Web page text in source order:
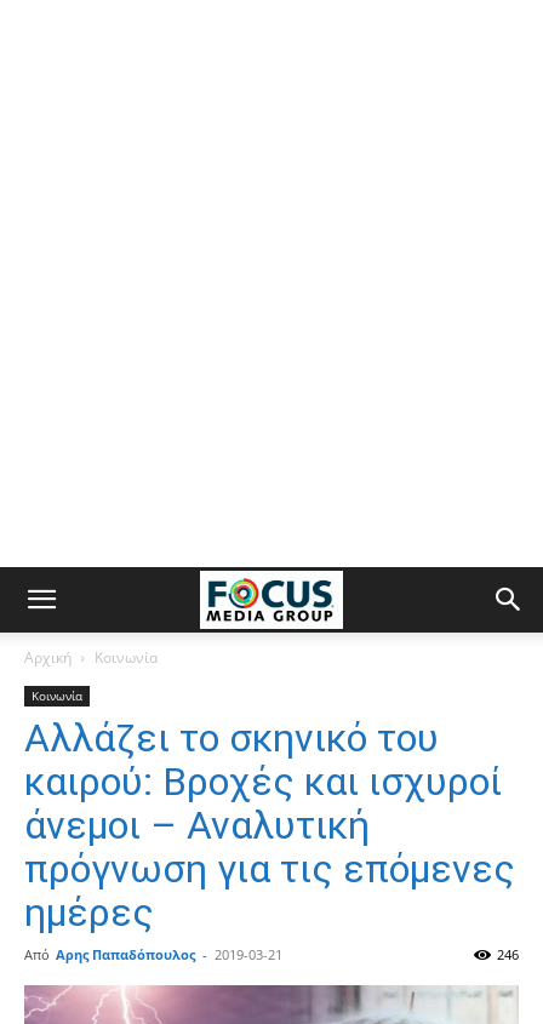
Αρχική Κοινωνία
Κοινωνία
Αλλάζει το σκηνικό του
καιρού: Βροχές και ισχυροί
άνεμοι – Αναλυτική
πρόγνωση για τις επόμενες
ημέρες
Από Αρης Παπαδόπουλος - 2019-03-21 246